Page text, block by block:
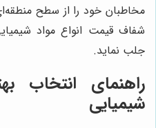
مخاطبان خود را از سطح
شفاف قیمت انواع مواد
جلب نماید.
راهنمای انتخاب
شیمیایی